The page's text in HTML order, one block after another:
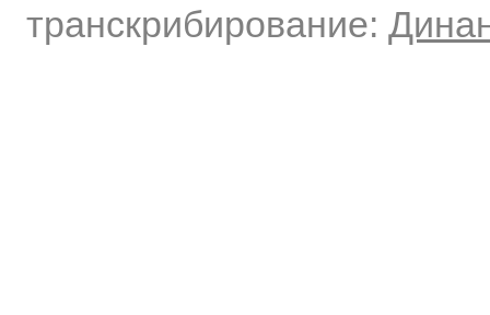
транскрибирование: